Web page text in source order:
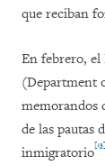
que reciban
En febrero, el
(Department
memorandos
de las pautas
inmigratorio[13]